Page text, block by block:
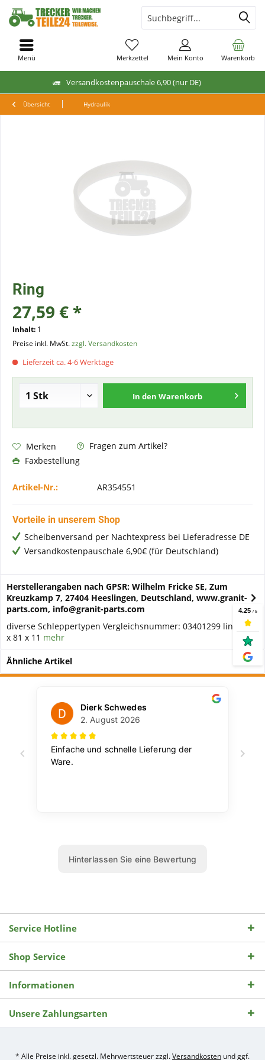
Versandkostenpauschale 6,90 (nur DE)
Warenkorb
Merkzettel Mein Konto
Menü
Übersicht Hydraulik
Ring
27,59 € *
Inhalt: 1
Preise inkl. MwSt.zzgl. Versandkosten
Lieferzeit ca. 4-6 Werktage
In den Warenkorb
Merken
Fragen zum Artikel?
Faxbestellung
Artikel-Nr.: AR354551
Vorteile in unserem Shop
Scheibenversand per Nachtexpress bei Lieferadresse DE
Versandkostenpauschale 6,90€ (für Deutschland)
Herstellerangaben nach GPSR: Wilhelm Fricke SE, Zum
Kreuzkamp 7, 27404 Heeslingen, Deutschland, www.granit-
parts.com, info@granit-parts.com
diverse Schleppertypen Vergleichsnummer: 03401299 links, 76
x 81 x 11 mehr
Ähnliche Artikel
Service Hotline
Shop Service
Informationen
Unsere Zahlungsarten
* Alle Preise inkl. gesetzl. Mehrwertsteuer zzgl.Versandkosten und ggf.